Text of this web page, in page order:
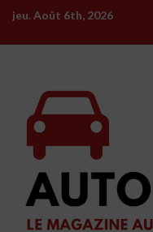
Skip
content
jeu. Août 6th, 2026